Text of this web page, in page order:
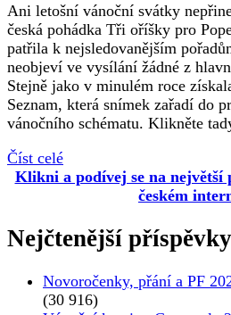
Ani letošní vánoční svátky
česká pohádka Tři oříšky pro
patřila k nejsledovanějším
neobjeví ve vysílání žádné z
Stejně jako v minulém roce
Seznam, která snímek zařadí do
vánočního schématu. Klikněte
Číst celé
Klikni a podívej se na největší
českém
Nejčtenější příspěvky
Novoročenky, přání a PF
(30 916)